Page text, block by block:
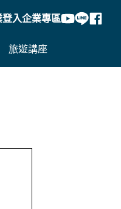
登入企業專區
旅遊講座